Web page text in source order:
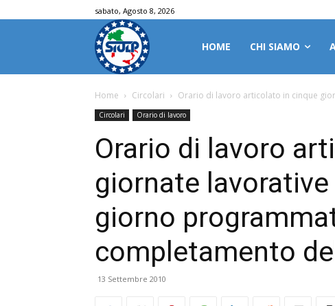
sabato, Agosto 8, 2026
HOME CHI SIAMO
Home Circolari Orario di lavoro articolato in cinque
Circolari Orario di lavoro
Orario di lavoro
giornate lavorative
giorno
completamento
13 Settembre 2010